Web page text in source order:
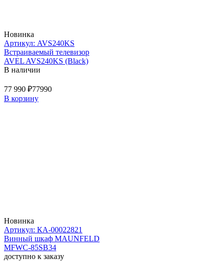
Новинка
Артикул: AVS240KS
Встраиваемый телевизор
AVEL AVS240KS (Black)
В наличии
77 990 ₽77990
В корзину
Новинка
Артикул: КА-00022821
Винный шкаф MAUNFELD
MFWC-85SB34
доступно к заказу